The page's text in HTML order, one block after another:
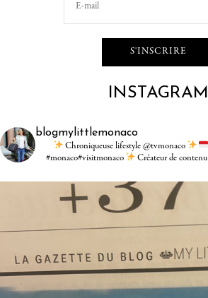
INSTAGRAM
blogmylittlemonaco
Chroniqueuse lifestyle @tvmonaco
#monaco#visitmonaco
Créateur de